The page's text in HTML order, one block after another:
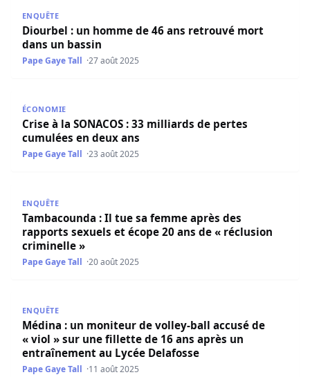
ENQUÊTE
Diourbel : un homme de 46 ans retrouvé mort
dans un bassin
Pape Gaye Tall 27 août 2025
ÉCONOMIE
Crise à la SONACOS : 33 milliards de pertes
cumulées en deux ans
Pape Gaye Tall 23 août 2025
ENQUÊTE
Tambacounda : Il tue sa femme après des
rapports sexuels et écope 20 ans de « réclusion
criminelle »
Pape Gaye Tall 20 août 2025
ENQUÊTE
Médina : un moniteur de volley-ball accusé de
« viol » sur une fillette de 16 ans après un
entraînement au Lycée Delafosse
Pape Gaye Tall 11 août 2025